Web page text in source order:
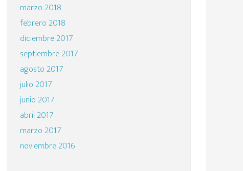
marzo 2018
febrero 2018
diciembre 2017
septiembre 2017
agosto 2017
julio 2017
junio 2017
abril 2017
marzo 2017
noviembre 2016